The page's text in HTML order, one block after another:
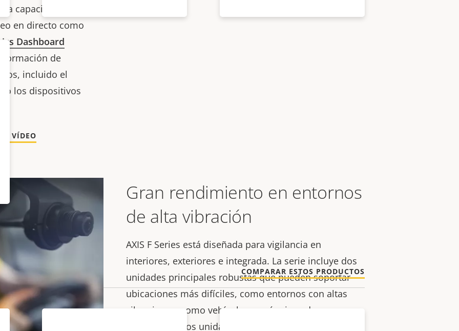
capacidades
en directo como
Dashboard
de
incluido el
los dispositivos
VÍDEO
Gran rendimiento en entornos
de alta vibración
AXIS F Series está diseñada para vigilancia en
interiores, exteriores e integrada. La serie incluye dos
unidades principales robustas que pueden soportar
ubicaciones más difíciles, como entornos con altas
vibraciones, como vehículos o máquinas de
fabricación. Dos unidades principales básicas
COMPARAR ESTOS PRODUCTOS